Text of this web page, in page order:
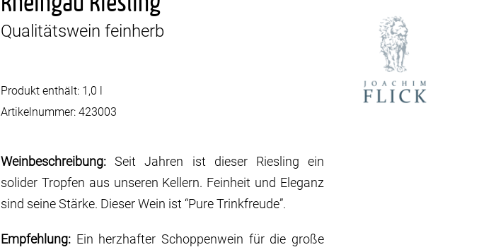
Qualitätswein feinherb
Produkt enthält: 1,0
Artikelnummer:423003
Weinbeschreibung:Seit Jahren ist dieser Riesling ein
solider Tropfen aus unseren Kellern. Feinheit und Eleganz
sind seine Stärke. Dieser Wein ist “Pure Trinkfreude”.
Empfehlung:Ein herzhafter Schoppenwein für die große